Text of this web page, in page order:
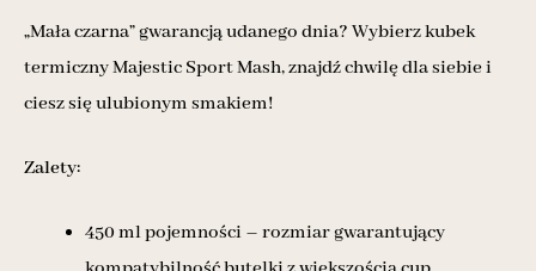
„Mała czarna” gwarancją udanego dnia? Wybierz kubek
termiczny Majestic Sport Mash, znajdź chwilę dla siebie i
ciesz się ulubionym smakiem!
Zalety:
450 ml pojemności – rozmiar gwarantujący